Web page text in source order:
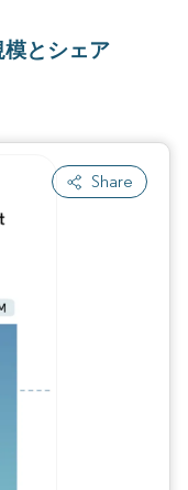
とシェア
Share